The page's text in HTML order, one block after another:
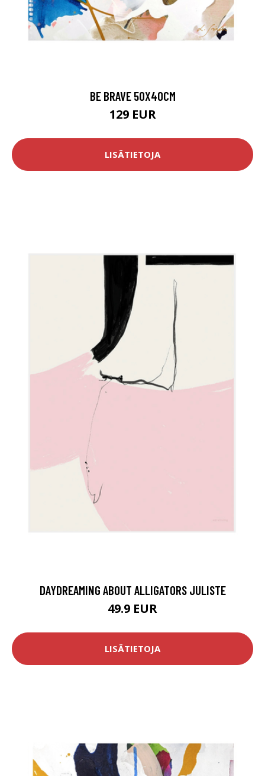
BE BRAVE 50X40CM
129 EUR
LISÄTIETOJA
DAYDREAMING ABOUT ALLIGATORS JULISTE
49.9 EUR
LISÄTIETOJA